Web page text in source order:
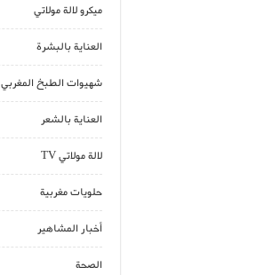
ميكرو لالة مولاتي
العناية بالبشرة
شهيوات الطبخ المغربي
العناية بالشعر
لالة مولاتي TV
حلويات مغربية
أخبار المشاهير
الصحة